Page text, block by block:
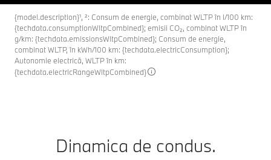
{model.description}¹, ²: Consum de energie, combinat WLTP în l/100 km:
{techdata.consumptionWltpCombined}; emisii CO₂, combinat WLTP în
g/km: {techdata.emissionsWltpCombined}; Consum de energie,
combinat WLTP, în kWh/100 km: {techdata.electricConsumption};
Autonomie electrică, WLTP în km:
{techdata.electricRangeWltpCombined}
Dinamica de condus.